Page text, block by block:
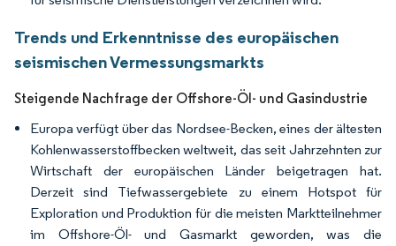
Trends und Erkenntnisse des europäischen
seismischen Vermessungsmarkts
Steigende Nachfrage der Offshore-Öl- und Gasindustrie
Europa verfügt über das Nordsee-Becken, eines der ältesten
Kohlenwasserstoffbecken weltweit, das seit Jahrzehnten zur
Wirtschaft der europäischen Länder beigetragen hat.
Derzeit sind Tiefwassergebiete zu einem Hotspot für
Exploration und Produktion für die meisten Marktteilnehmer
im Offshore-Öl- und Gasmarkt geworden, was die